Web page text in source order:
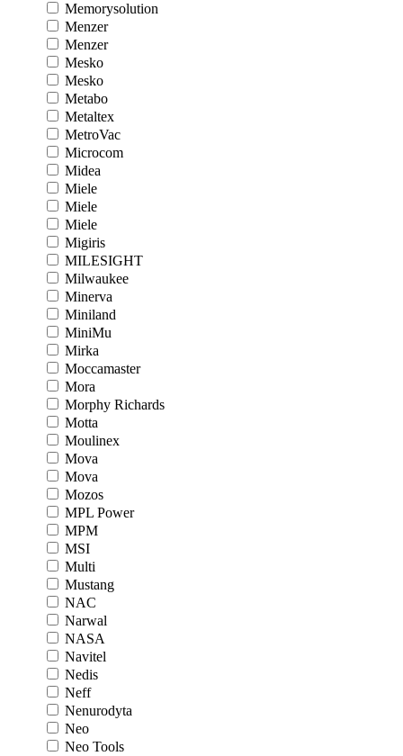
Memorysolution
Menzer
Menzer
Mesko
Mesko
Metabo
Metaltex
MetroVac
Microcom
Midea
Miele
Miele
Miele
Migiris
MILESIGHT
Milwaukee
Minerva
Miniland
MiniMu
Mirka
Moccamaster
Mora
Morphy Richards
Motta
Moulinex
Mova
Mova
Mozos
MPL Power
MPM
MSI
Multi
Mustang
NAC
Narwal
NASA
Navitel
Nedis
Neff
Nenurodyta
Neo
Neo Tools